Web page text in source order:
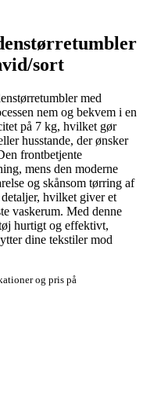
sort
med
nem og bekvem i en
på 7 kg, hvilket gør
husstande, der ønsker
frontbetjente
mens den moderne
og skånsom tørring af
hvilket giver et
vaskerum. Med denne
hurtigt og effektivt,
dine tekstiler mod
og pris på